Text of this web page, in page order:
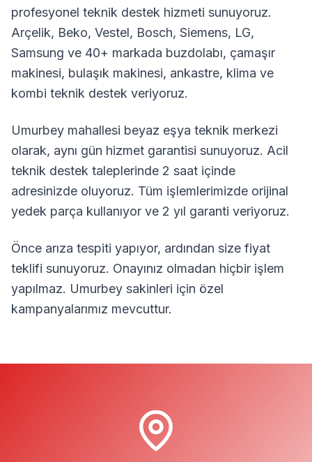
profesyonel teknik destek hizmeti sunuyoruz.
Arçelik, Beko, Vestel, Bosch, Siemens, LG,
Samsung ve 40+ markada buzdolabı, çamaşır
makinesi, bulaşık makinesi, ankastre, klima ve
kombi teknik destek veriyoruz.
Umurbey mahallesi beyaz eşya teknik merkezi
olarak, aynı gün hizmet garantisi sunuyoruz. Acil
teknik destek taleplerinde 2 saat içinde
adresinizde oluyoruz. Tüm işlemlerimizde orijinal
yedek parça kullanıyor ve 2 yıl garanti veriyoruz.
Önce arıza tespiti yapıyor, ardından size fiyat
teklifi sunuyoruz. Onayınız olmadan hiçbir işlem
yapılmaz. Umurbey sakinleri için özel
kampanyalarımız mevcuttur.